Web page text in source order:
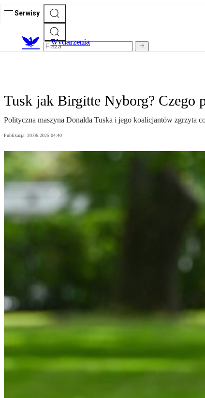
Serwisy
Wydarzenia
Tusk jak Birgitte Nyborg? Czego
Polityczna maszyna Donalda Tuska i jego koalicjantów zgrzyta
Publikacja: 20.06.2025 04:40